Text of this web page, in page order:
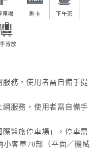
車場 刷卡 下午茶
寄放
服務，使用者需自備手提
網服務，使用者需自備手
際醫旅停車場」，停車需
小客車70部（平面／機械